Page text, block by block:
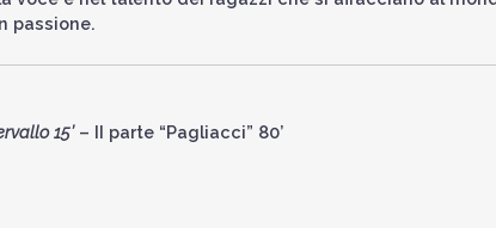
passione.
15’– II parte “Pagliacci” 80’